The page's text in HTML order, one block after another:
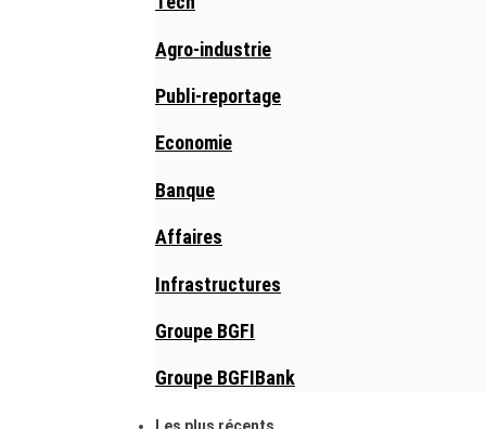
Agro-industrie
Publi-reportage
Economie
Banque
Affaires
Infrastructures
Groupe BGFI
Groupe BGFIBank